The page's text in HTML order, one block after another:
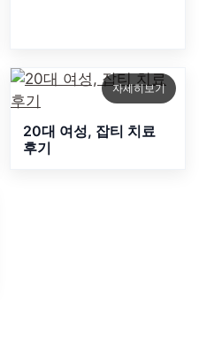
자세히보기
20대 여성, 잡티 치료
후기